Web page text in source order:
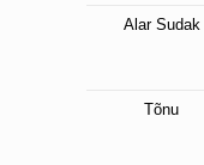
Alar Sudak
Tõnu